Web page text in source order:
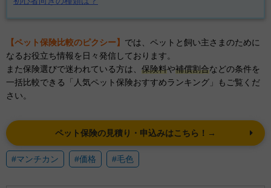
【ペット保険比較のピクシー】 では、ペットと飼い主さまのために
なるお役立ち情報を日々発信しております。
また保険選びで迷われている方は、 保険料や補償割合などの条件を
一括比較できる「人気ペット保険おすすめランキング」もご覧くだ
さい。
ペット保険の見積り・申込みはこちら！→
#マンチカン #価格 #毛色